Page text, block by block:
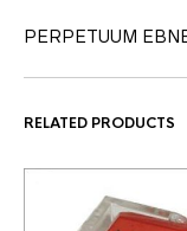
PERPETUUM
RELATED PRODUCTS